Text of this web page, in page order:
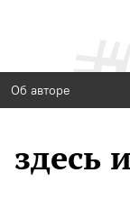
Об авторе
здесь